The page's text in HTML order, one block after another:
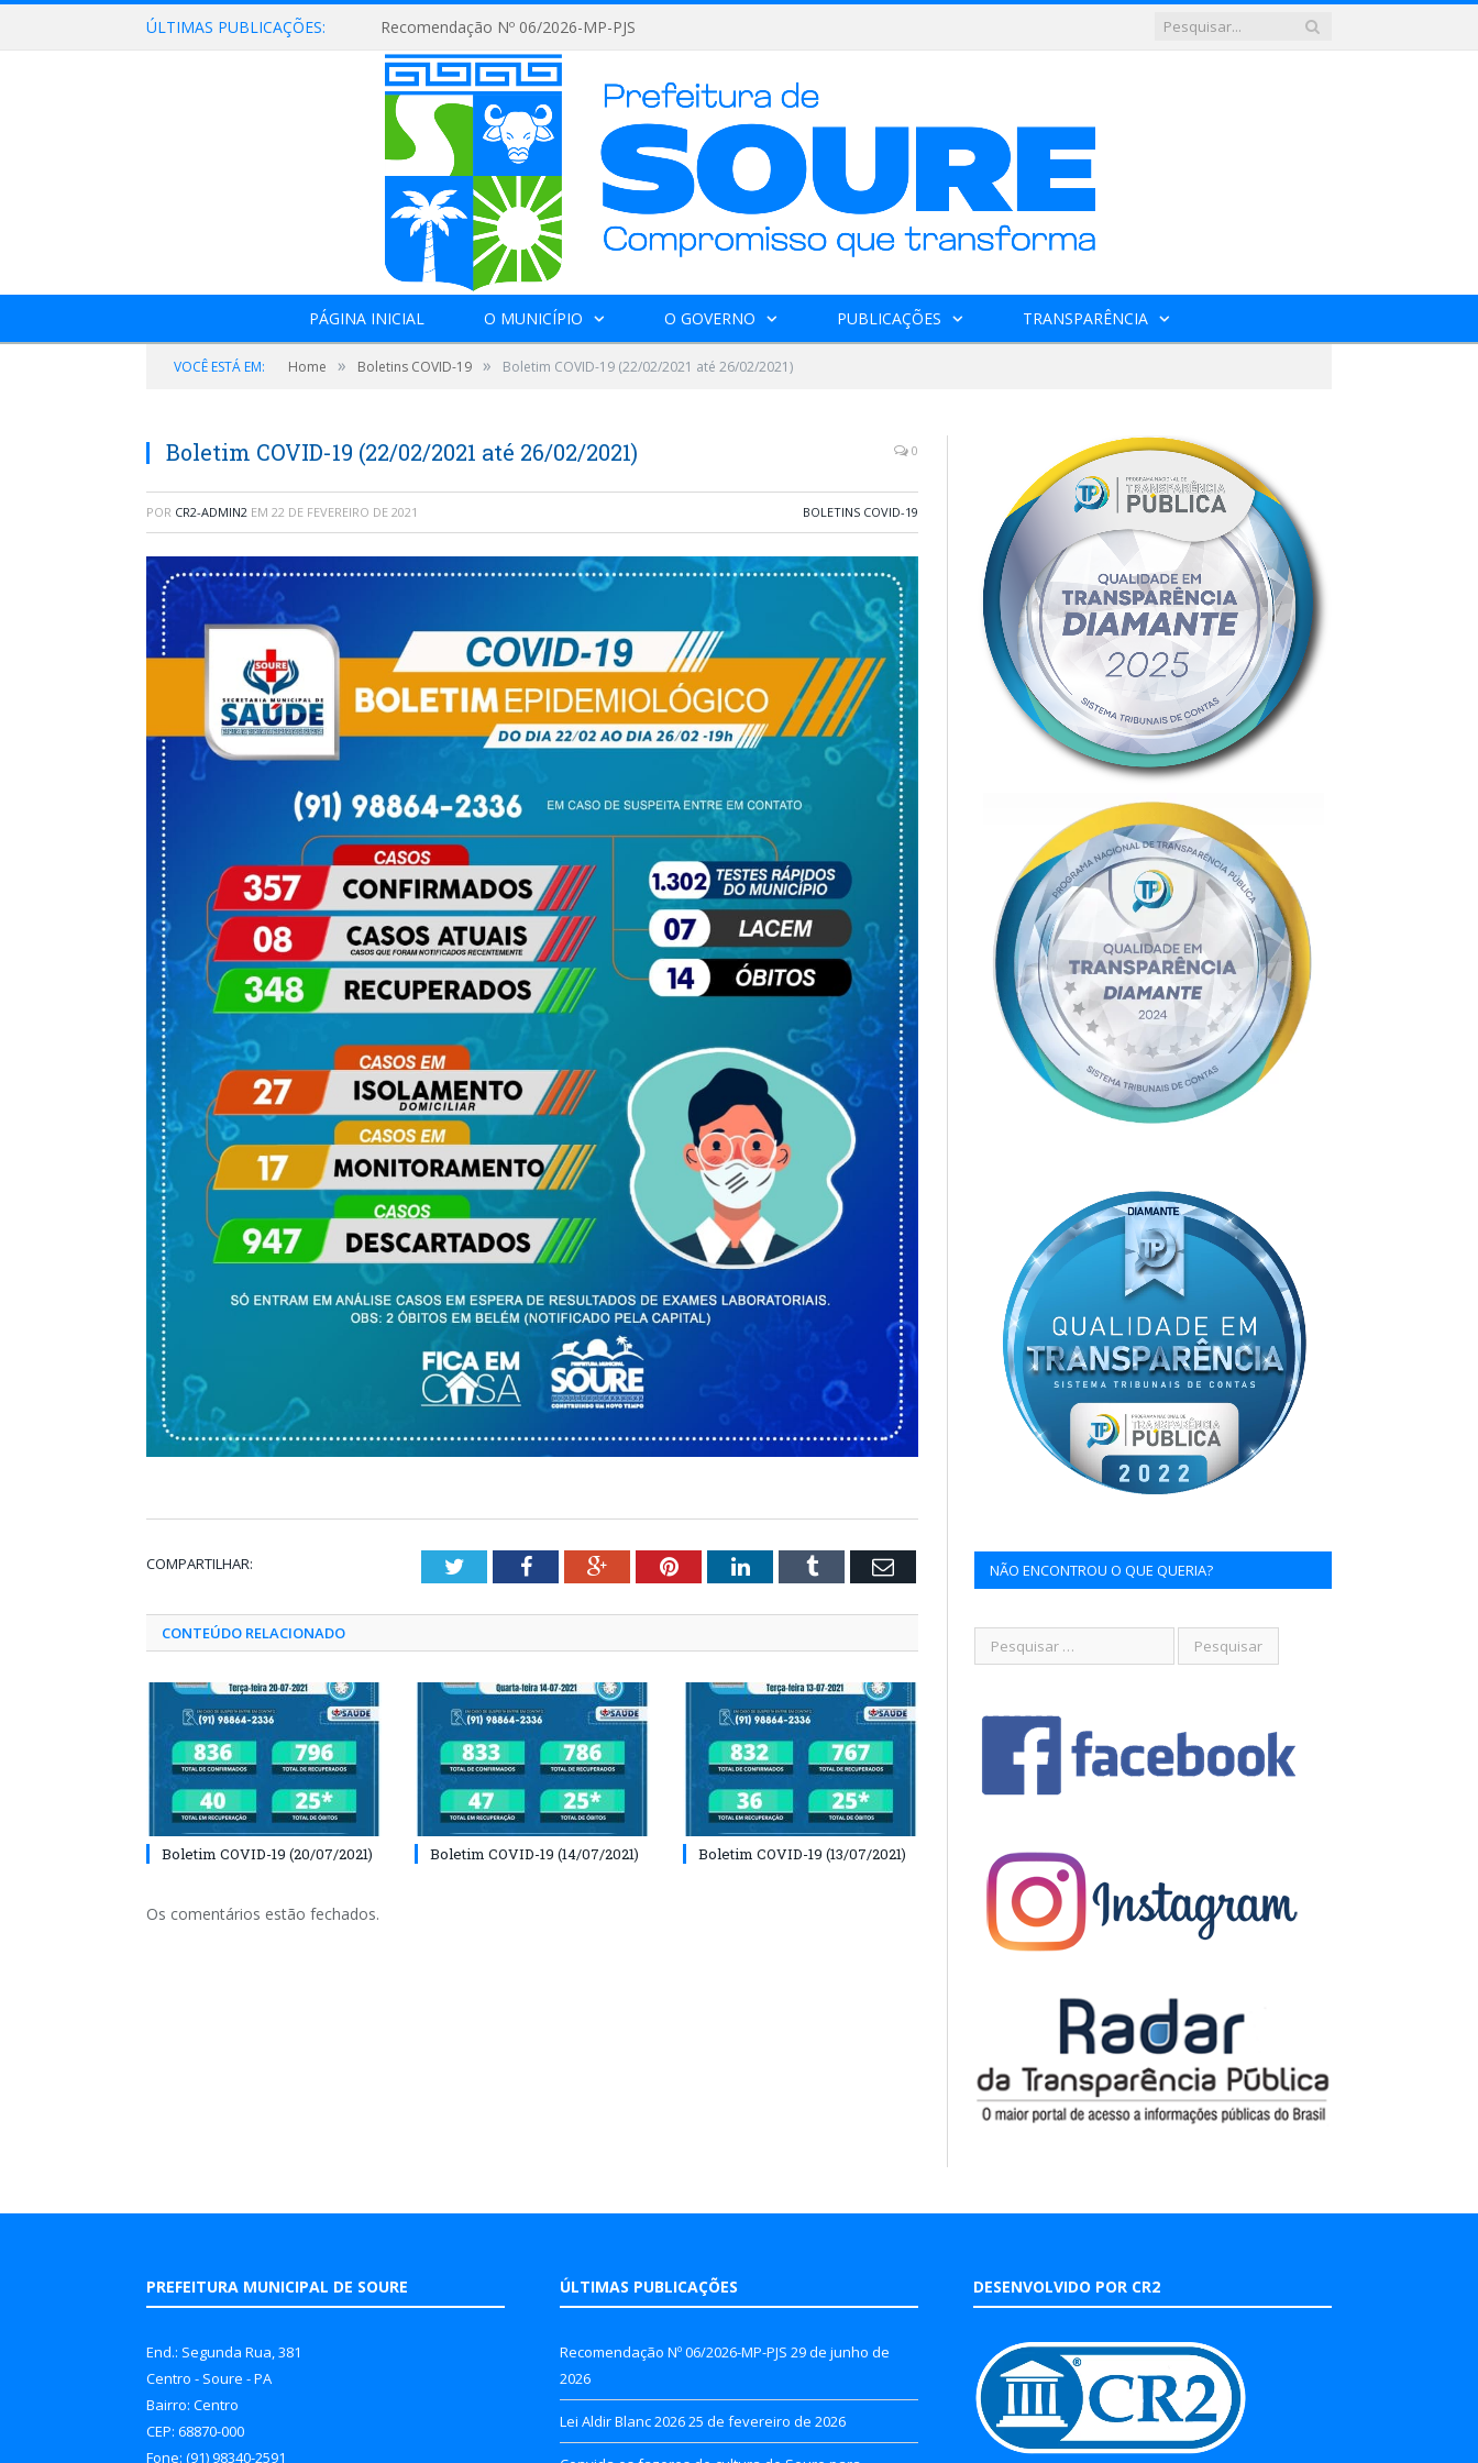
ÚLTIMAS PUBLICAÇÕES: Recomendação Nº 06/2026-MP-PJS
PÁGINA INICIAL O MUNICÍPIO O GOVERNO PUBLICAÇÕES TRANSPARÊNCIA
VOCÊ ESTÁ EM: Home » Boletins COVID-19 » Boletim COVID-19 (22/02/2021 até 26/02/2021)
Boletim COVID-19 (22/02/2021 até 26/02/2021) 0
POR CR2-ADMIN2 EM 22 DE FEVEREIRO DE 2021 BOLETINS COVID-19
COMPARTILHAR: TwitterFacebookGoogle+PinterestLinkedInTumblr Email
CONTEÚDO RELACIONADO
Boletim COVID-19 (20/07/2021) Boletim COVID-19 (14/07/2021) Boletim COVID-19 (13/07/2021)
Os comentários estão fechados.
NÃO ENCONTROU O QUE QUERIA?
PREFEITURA MUNICIPAL DE SOURE
End.: Segunda Rua, 381
Centro - Soure - PA
Bairro: Centro
CEP: 68870-000
Fone: (91) 98340-2591
ÚLTIMAS PUBLICAÇÕES
Recomendação Nº 06/2026-MP-PJS 29 de junho de
2026
Lei Aldir Blanc 202625 de fevereiro de 2026
DESENVOLVIDO POR CR2